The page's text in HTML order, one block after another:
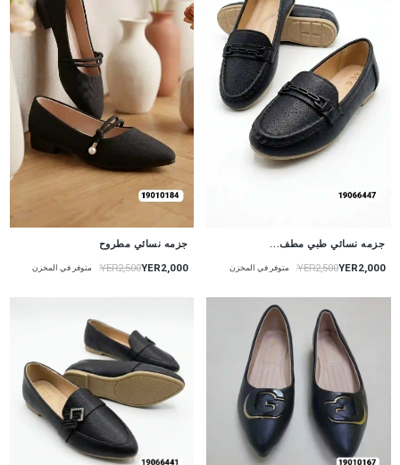
جزمه نسائي طبي مطف...
YER2,000
YER2,500 متوفر في المخزن
جزمه نسائي مطروح
YER2,000
YER2,500 متوفر في المخزن